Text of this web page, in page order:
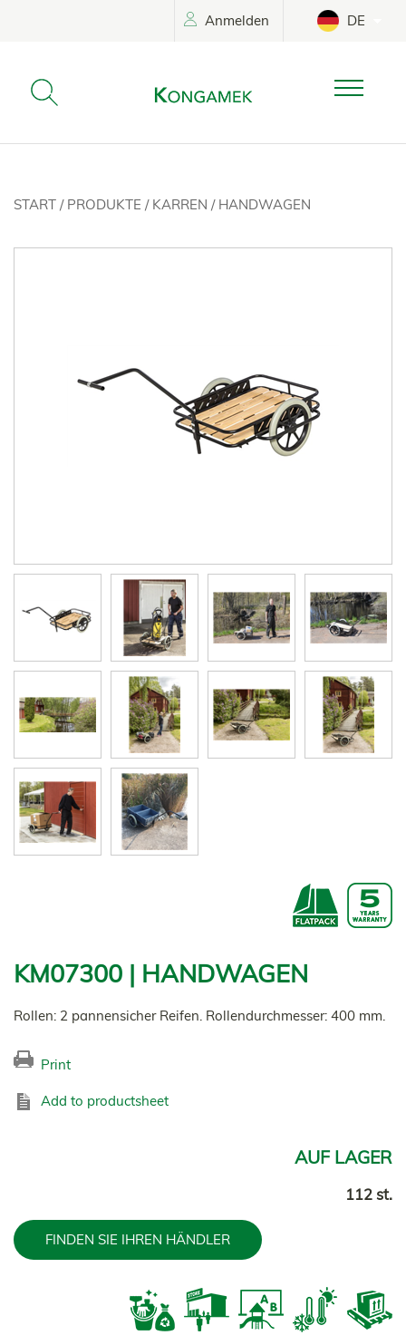
Anmelden DE
START / PRODUKTE / KARREN / HANDWAGEN
KM07300 | HANDWAGEN
Rollen: 2 pannensicherReifen. Rollendurchmesser: 400 mm.
Print
Add to productsheet
AUF LAGER
112 st.
FINDEN SIE IHREN HÄNDLER